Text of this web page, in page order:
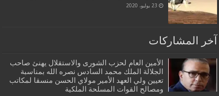
23 يوليو، 2020
آخر المشاركات
الأمين العام لحزب الشورى والاستقلال يهنئ صاحب
الجلالة الملك محمد السادس نصره الله بمناسبة
تعيين ولي العهد الأمير مولاي الحسن منسقا لمكاتب
ومصالح القوات المسلحة الملكية